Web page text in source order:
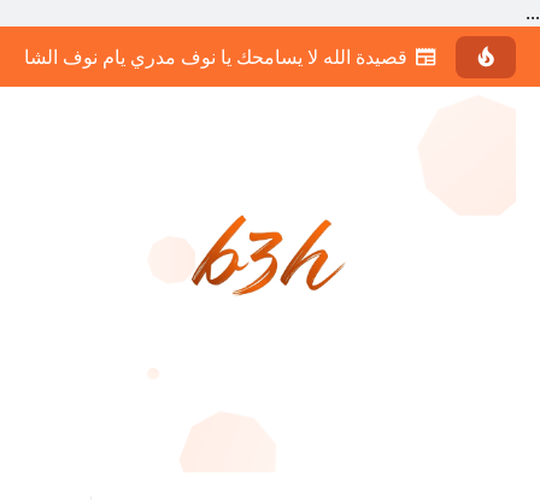
...
قصيدة الله لا يسامحك يا نوف مدري يام نوف